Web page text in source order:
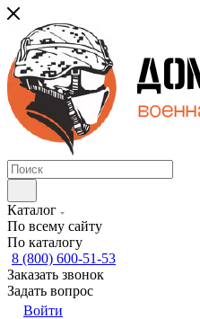
Каталог
По всему сайту
По каталогу
8 (800) 600-51-53
Заказать звонок
Задать вопрос
Войти